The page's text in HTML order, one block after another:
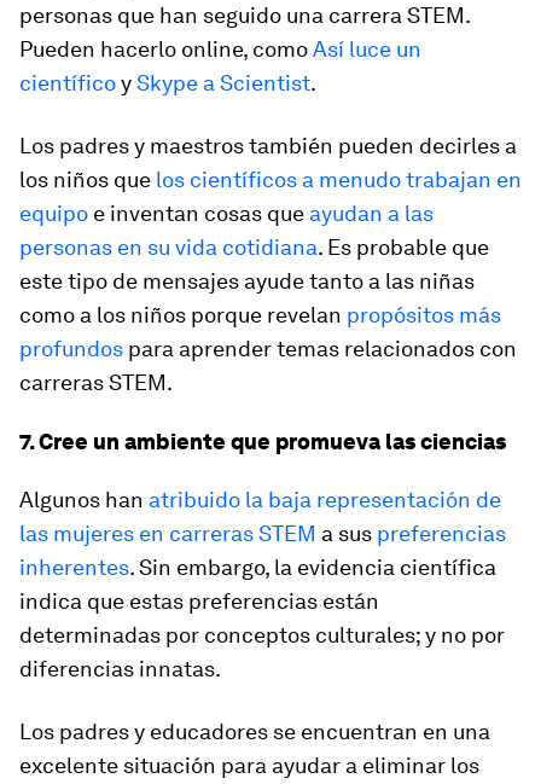
personas que han seguido una carrera STEM.
Pueden hacerlo online, comoAsí luce un
científicoySkype a Scientist.
Los padres y maestros también pueden decirles a
los niños que los científicos a menudo trabajan en
equipo e inventan cosas que ayudan a las
personas en su vida cotidiana. Es probable que
este tipo de mensajes ayude tanto a las niñas
como a los niños porque revelan propósitos más
profundos para aprender temas relacionados con
carreras STEM.
7. Cree un ambiente que promueva las ciencias
Algunos han atribuido la baja representación de
las mujeres en carreras STEM a sus preferencias
inherentes. Sin embargo, la evidencia científica
indica que estas preferencias están
determinadas por conceptos culturales; y no por
diferencias innatas.
Los padres y educadores se encuentran en una
excelente situación para ayudar a eliminar los